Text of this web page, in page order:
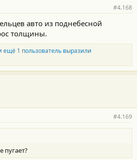
#4.168
авто из поднебесной
толщины.
ещё 1 пользователь выразили
#4.169
пугает?